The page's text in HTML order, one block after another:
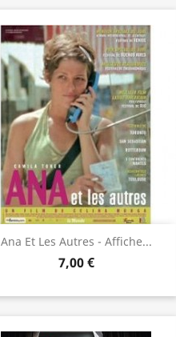
Ana Et Les Autres - Affiche...
7,00 €
Aperçu rapide